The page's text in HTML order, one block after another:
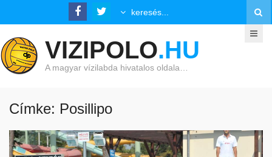
VIZIPOLO.HU
A magyar vízilabda hivatalos oldala…
Címke: Posillipo